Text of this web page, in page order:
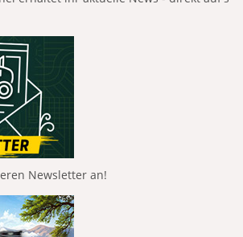
Newsletter an!